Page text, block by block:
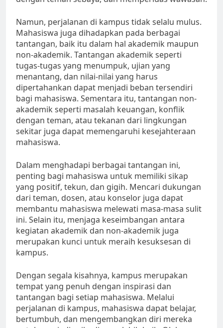
Namun, perjalanan di kampus tidak selalu mulus.
Mahasiswa juga dihadapkan pada berbagai
tantangan, baik itu dalam hal akademik maupun
non-akademik. Tantangan akademik seperti
tugas-tugas yang menumpuk, ujian yang
menantang, dan nilai-nilai yang harus
dipertahankan dapat menjadi beban tersendiri
bagi mahasiswa. Sementara itu, tantangan non-
akademik seperti masalah keuangan, konflik
dengan teman, atau tekanan dari lingkungan
sekitar juga dapat memengaruhi kesejahteraan
mahasiswa.
Dalam menghadapi berbagai tantangan ini,
penting bagi mahasiswa untuk memiliki sikap
yang positif, tekun, dan gigih. Mencari dukungan
dari teman, dosen, atau konselor juga dapat
membantu mahasiswa melewati masa-masa sulit
ini. Selain itu, menjaga keseimbangan antara
kegiatan akademik dan non-akademik juga
merupakan kunci untuk meraih kesuksesan di
kampus.
Dengan segala kisahnya, kampus merupakan
tempat yang penuh dengan inspirasi dan
tantangan bagi setiap mahasiswa. Melalui
perjalanan di kampus, mahasiswa dapat belajar,
bertumbuh, dan mengembangkan diri mereka